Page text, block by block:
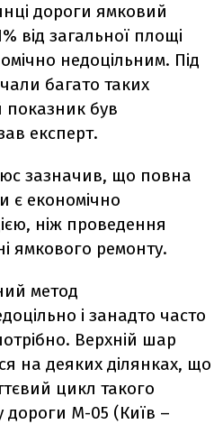
дороги ямковий
від загальної площі
недоцільним. Під
багато таких
показник був
експерт.
зазначив, що повна
є економічно
ніж проведення
ямкового ремонту.
метод
і занадто часто
Верхній шар
на деяких ділянках, що
цикл такого
дороги М-05 (Київ –